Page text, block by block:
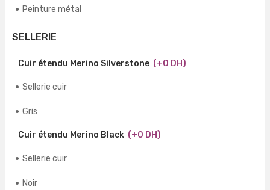
Peinture métal
SELLERIE
Cuir étendu Merino Silverstone (+0 DH)
Sellerie cuir
Gris
Cuir étendu Merino Black (+0 DH)
Sellerie cuir
Noir